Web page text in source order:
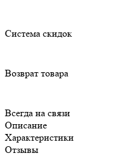
Система скидок
Возврат товара
Всегда на связи
Описание
Характеристики
Отзывы